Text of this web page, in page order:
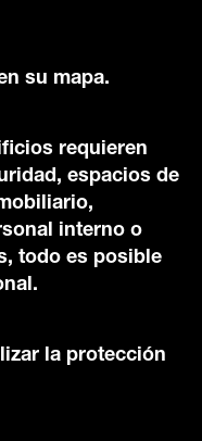
su mapa.
requieren
espacios de
interno o
todo es posible
la protección